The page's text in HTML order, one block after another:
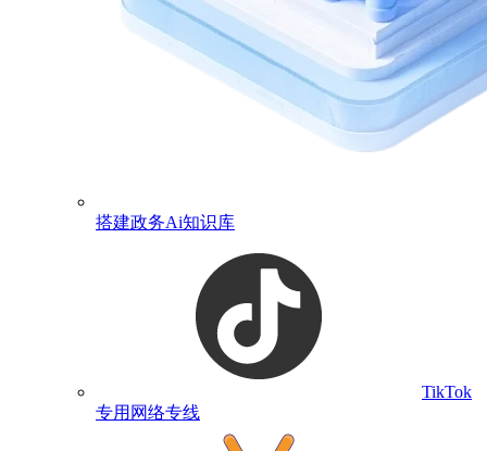
搭建政务Ai知识库
TikTok
专用网络专线